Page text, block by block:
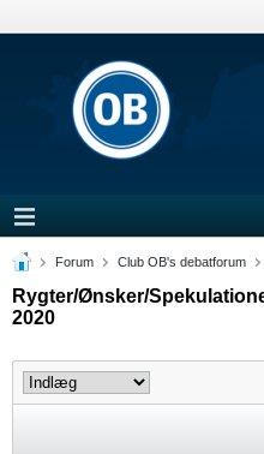
Forum Club OB's debatforum
Rygter/Ønsker/
2020